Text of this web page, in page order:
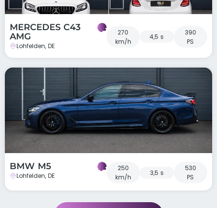
MERCEDES C43
AMG
Lohfelden, DE
270
km/h
4,5 s
390
PS
BMW M5
Lohfelden, DE
250
km/h
3,5 s
530
PS